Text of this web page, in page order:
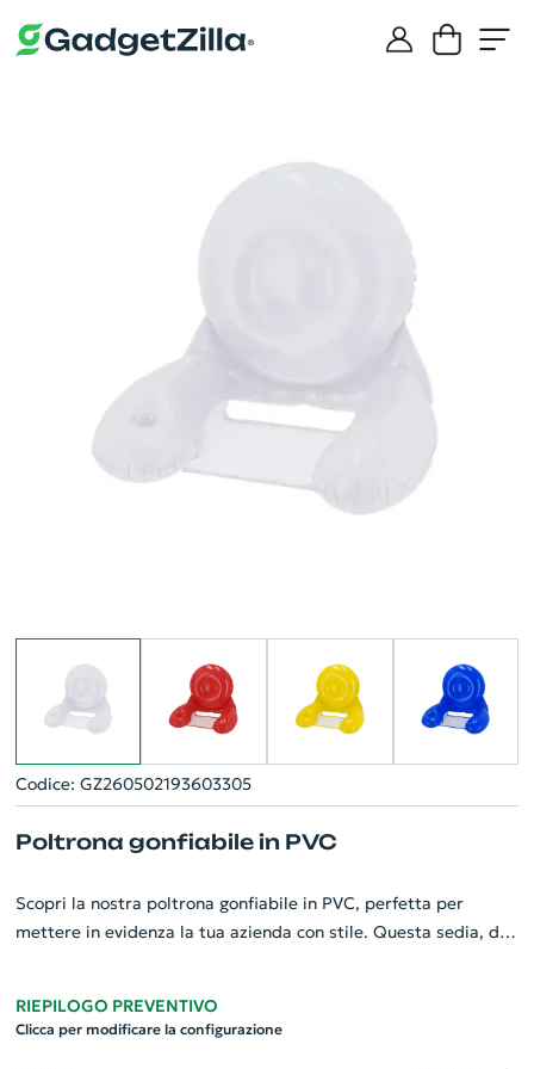
Codice: GZ260502193603305
Poltrona gonfiabile in PVC
Scopri la nostra poltrona gonfiabile in PVC, perfetta per
mettere in evidenza la tua azienda con stile. Questa sedia, dai
56x32 cm, presenta una solida rete in poliestere bianco,
RIEPILOGO PREVENTIVO
Clicca per modificare la configurazione